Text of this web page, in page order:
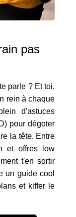
pas
parle ? Et toi,
rein à chaque
d'astuces
pour dégoter
la tête. Entre
et offres low
t'en sortir
un guide cool
et kiffer le